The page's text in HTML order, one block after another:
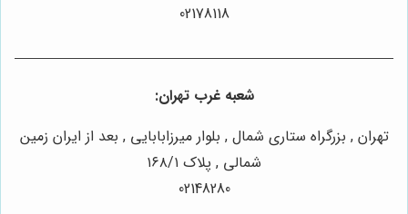
02178118
شعبه غرب تهران:
تهران , بزرگراه ستاری شمال , بلوار میرزابابایی , بعد از ایران زمین
شمالی , پلاک ۱۶۸/۱
02148280